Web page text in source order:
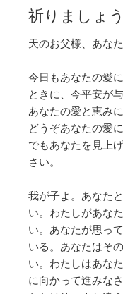
祈りましょう
天のお父様、あな
今日もあなたの愛
ときに、今平安が
あなたの愛と恵み
どうぞあなたの愛
でもあなたを見上
さい。
我が子よ。あなた
い。わたしがあな
い。あなたが思っ
いる。あなたはそ
い。わたしはあな
に向かって進みな